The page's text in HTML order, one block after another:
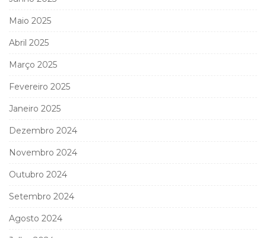
Maio 2025
Abril 2025
Março 2025
Fevereiro 2025
Janeiro 2025
Dezembro 2024
Novembro 2024
Outubro 2024
Setembro 2024
Agosto 2024